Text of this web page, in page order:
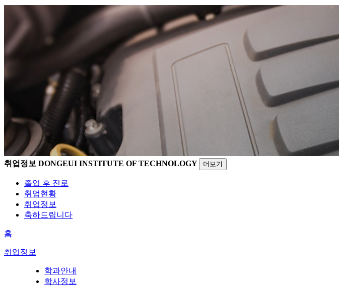
취업정보 DONGEUI INSTITUTE OF TECHNOLOGY 더보기
졸업 후 진로
취업현황
취업정보
축하드립니다
홈
취업정보
학과안내
학사정보